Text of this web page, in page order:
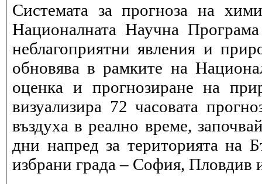
Системата за прогноза на
Националната Научна
неблагоприятни явления и
обновява в рамките на
оценка и прогнозиране на
визуализира 72 часовата
въздуха в реално време,
дни напред за територията на
избрани града – София, Пловдив